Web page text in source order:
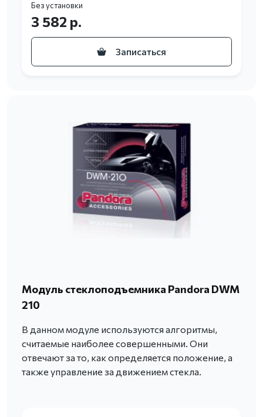
Без установки
3 582 р.
Записаться
Модуль стеклоподъемника Pandora DWM
210
В данном модуле используются алгоритмы,
считаемые наиболее совершенными. Они
отвечают за то, как определяется положение, а
также управление за движением стекла.